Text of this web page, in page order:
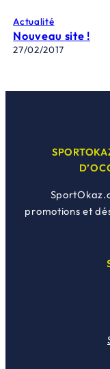
Actualité
Nouveau site !
27/02/2017
promotions et